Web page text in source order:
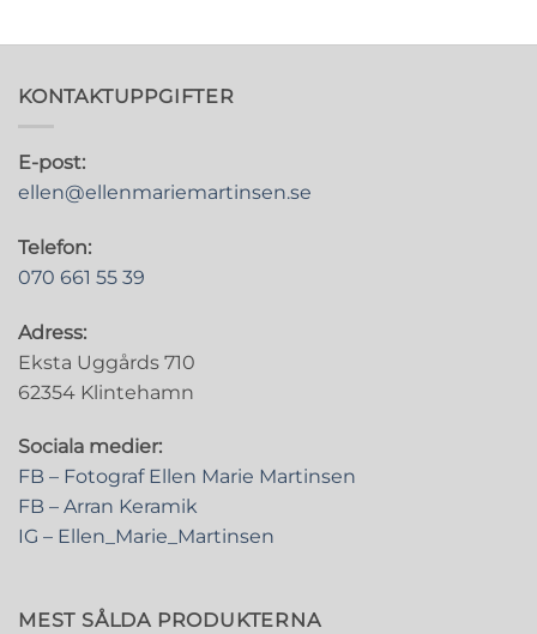
KONTAKTUPPGIFTER
E-post:
ellen@ellenmariemartinsen.se
Telefon:
070 661 55 39
Adress:
Eksta Uggårds 710
62354 Klintehamn
Sociala medier:
FB – Fotograf Ellen Marie Martinsen
FB – Arran Keramik
IG – Ellen_Marie_Martinsen
MEST SÅLDA PRODUKTERNA